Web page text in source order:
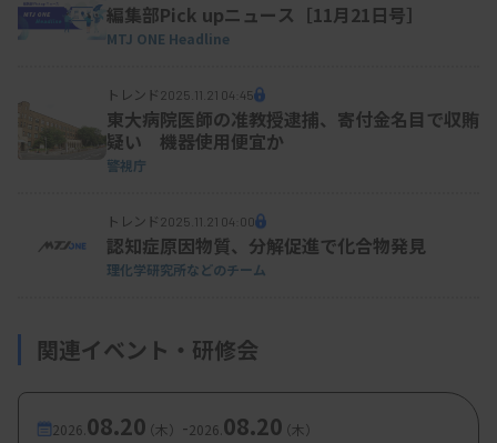
編集部Pick upニュース［11月21日号］
MTJ ONE Headline
トレンド 2025.11.21 04:45
東大病院医師の准教授逮捕、寄付金名目で収賄
疑い 機器使用便宜か
警視庁
トレンド 2025.11.21 04:00
認知症原因物質、分解促進で化合物発見
理化学研究所などのチーム
関連イベント・研修会
2026. 08.20（木） -2026. 08.20（木）